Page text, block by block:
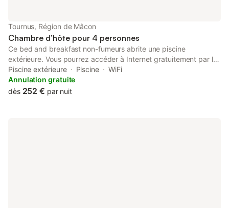
Tournus, Région de Mâcon
Chambre d’hôte pour 4 personnes
Ce bed and breakfast non-fumeurs abrite une piscine
extérieure. Vous pourrez accéder à Internet gratuitement par le
biais d'une connexion sans fil. Les salles de bain possèdent une
baignoire ou une douche. Ce bed and breakfast propose une
piscine extérieure.
Piscine extérieure Piscine
WiFi
Annulation gratuite
dès 252 € par nuit